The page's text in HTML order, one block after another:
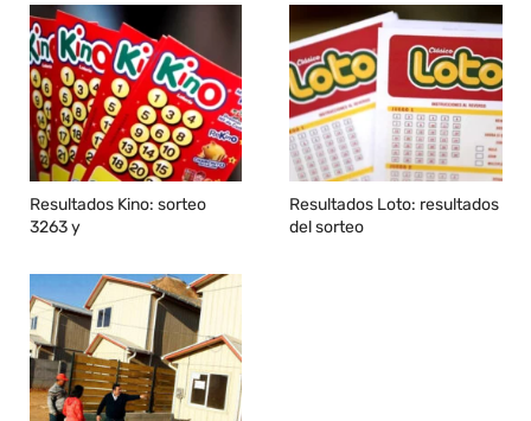
Resultados Kino: sorteo
3263 y
Resultados Loto: resultados
del sorteo